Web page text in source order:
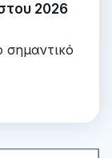
2026
σημαντικό